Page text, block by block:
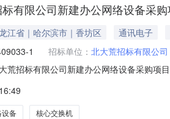
有限公司新建办公网络设备采
江省｜哈尔滨市｜香坊区
通讯电子
1 招标单位： 北大荒招标有限公司
荒招标有限公司新建办公网络设备采购项
，双电源2台，包含基础软件和3年基础
设备 核心交换机